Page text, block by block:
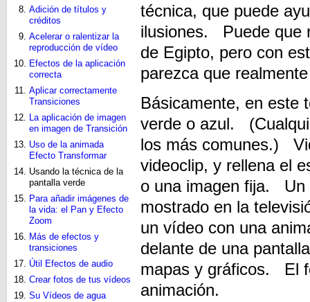
Adición de títulos y
créditos
Acelerar o ralentizar la
reproducción de vídeo
Efectos de la aplicación
correcta
Aplicar correctamente
Transiciones
La aplicación de imagen
en imagen de Transición
Uso de la animada
Efecto Transformar
Usando la técnica de la
pantalla verde
Para añadir imágenes de
la vida: el Pan y Efecto
Zoom
Más de efectos y
transiciones
Útil Efectos de audio
Crear fotos de tus vídeos
Su Vídeos de agua
técnica, que puede
ilusiones. Puede que
de Egipto, pero con
parezca que
Básicamente, en este
verde o azul.
los más comunes.)
videoclip, y rellena el
o una imagen fija. Un
mostrado en la
un vídeo con una
delante de una
mapas y gráficos. El
animación.